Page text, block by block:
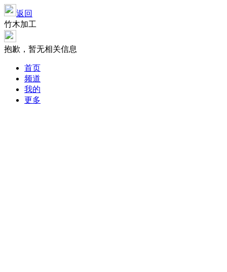
返回
竹木加工
抱歉，暂无相关信息
首页
频道
我的
更多